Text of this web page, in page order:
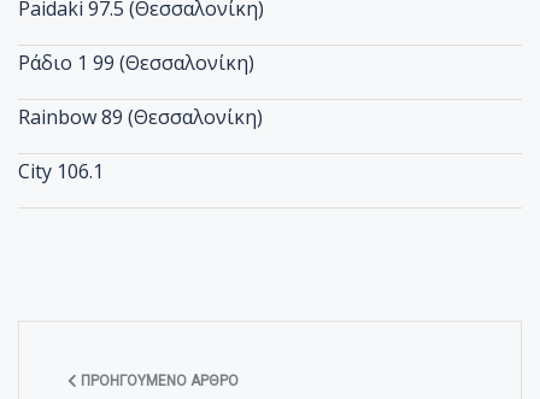
Paidaki 97.5 (Θεσσαλονίκη)
Ράδιο 1 99 (Θεσσαλονίκη)
Rainbow 89 (Θεσσαλονίκη)
City 106.1
ΠΡΟΗΓΟΎΜΕΝΟ ΆΡΘΡΟ